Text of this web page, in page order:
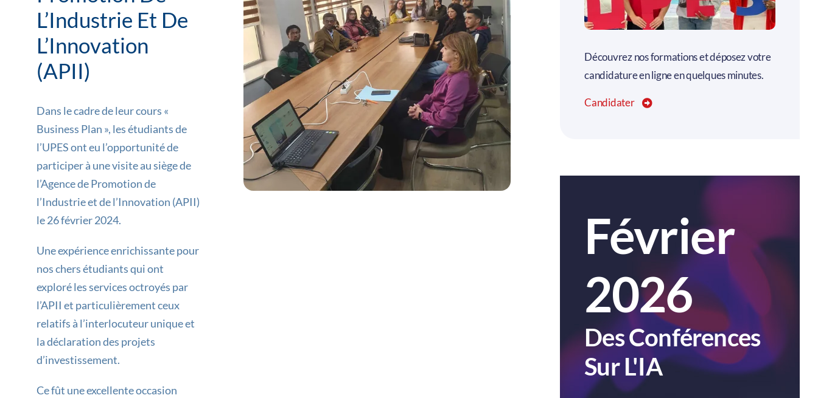
L’Industrie Et De
L’Innovation
(APII)
Dans le cadre de leur cours «
Business Plan », les étudiants de
l’UPES ont eu l’opportunité de
participer à une visite au siège de
l’Agence de Promotion de
l’Industrie et de l’Innovation (APII)
le 26 février 2024.
Une expérience enrichissante pour
nos chers étudiants qui ont
exploré les services octroyés par
l’APII et particulièrement ceux
relatifs à l’interlocuteur unique et
la déclaration des projets
d’investissement.
Ce fût une excellente occasion
Découvrez nos formations et déposez votre
candidature en ligne en quelques minutes.
Candidater
Février
2026
Des Conférences
Sur L'IA